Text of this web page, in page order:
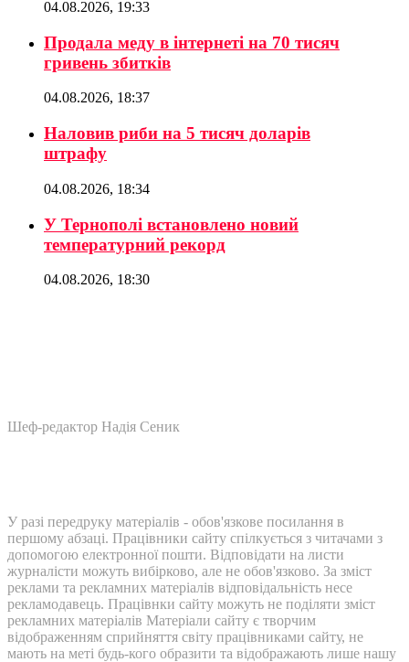
04.08.2026, 19:33
Продала меду в інтернеті на 70 тисяч
гривень збитків
04.08.2026, 18:37
Наловив риби на 5 тисяч доларів
штрафу
04.08.2026, 18:34
У Тернополі встановлено новий
температурний рекорд
04.08.2026, 18:30
Шеф-редактор Надія Сеник
У разі передруку матеріалів - обов'язкове посилання в
першому абзаці. Працівники сайту спілкується з читачами з
допомогою електронної пошти. Відповідати на листи
журналісти можуть вибірково, але не обов'язково. За зміст
реклами та рекламних матеріалів відповідальність несе
рекламодавець. Працівнки сайту можуть не поділяти зміст
рекламних матеріалів Матеріали сайту є творчим
відображенням сприйняття світу працівниками сайту, не
мають на меті будь-кого образити та відображають лише нашу